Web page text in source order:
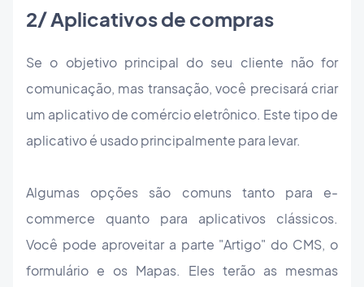
2/ Aplicativos de compras
Se o objetivo principal do seu cliente não for
comunicação, mas transação, você precisará criar
um aplicativo de comércio eletrônico. Este tipo de
aplicativo é usado principalmente para levar.
Algumas opções são comuns tanto para e-
commerce quanto para aplicativos clássicos.
Você pode aproveitar a parte "Artigo" do CMS, o
formulário e os Mapas. Eles terão as mesmas